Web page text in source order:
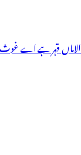
الاماں قہر ہے اے غوث